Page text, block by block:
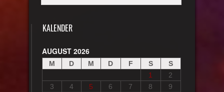
KALENDER
AUGUST 2026
M D M D F S
S
1
2
3
4 5 6 7 8
9